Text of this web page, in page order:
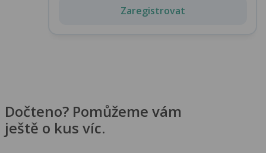
Zaregistrovat
Dočteno? Pomůžeme vám
ještě o kus víc.